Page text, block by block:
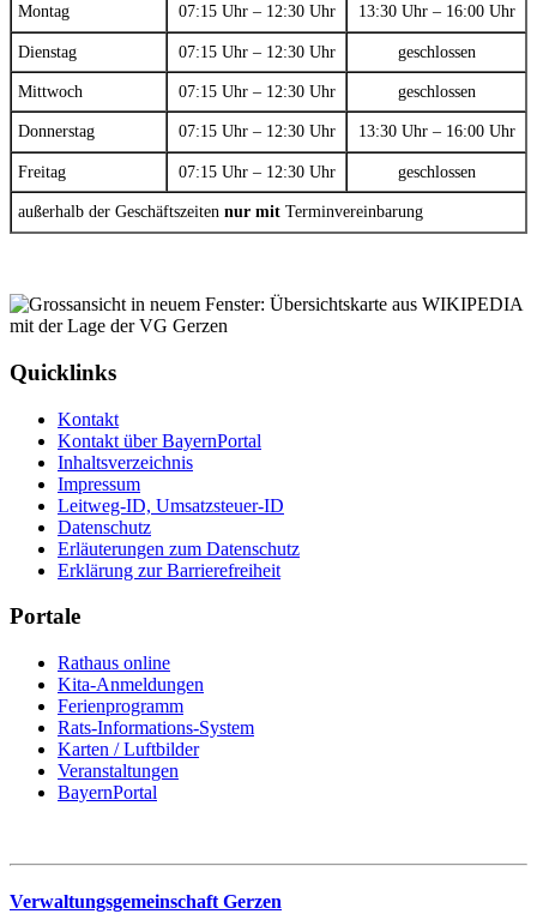
Montag 07:15 Uhr – 12:30 Uhr 13:30 Uhr – 16:00 Uhr
Dienstag 07:15 Uhr – 12:30 Uhr geschlossen
Mittwoch 07:15 Uhr – 12:30 Uhr geschlossen
Donnerstag 07:15 Uhr – 12:30 Uhr 13:30 Uhr – 16:00 Uhr
Freitag 07:15 Uhr – 12:30 Uhr geschlossen
außerhalb der Geschäftszeiten nur mit Terminvereinbarung
Quicklinks
Kontakt
Kontakt über BayernPortal
Inhaltsverzeichnis
Impressum
Leitweg-ID, Umsatzsteuer-ID
Datenschutz
Erläuterungen zum Datenschutz
Erklärung zur Barrierefreiheit
Portale
Rathaus online
Kita-Anmeldungen
Ferienprogramm
Rats-Informations-System
Karten / Luftbilder
Veranstaltungen
BayernPortal
Verwaltungsgemeinschaft Gerzen